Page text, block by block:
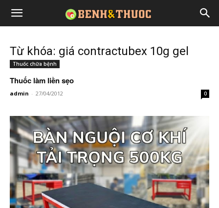
Từ khóa: giá contractubex 10g gel
Thuốc chữa bệnh
Thuốc làm liền sẹo
admin - 27/04/2012 0